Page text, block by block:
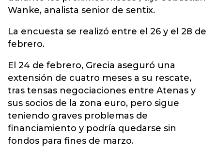
Wanke, analista senior de sentix.
La encuesta se realizó entre el 26 y el 28 de
febrero.
El 24 de febrero, Grecia aseguró una
extensión de cuatro meses a su rescate,
tras tensas negociaciones entre Atenas y
sus socios de la zona euro, pero sigue
teniendo graves problemas de
financiamiento y podría quedarse sin
fondos para fines de marzo.